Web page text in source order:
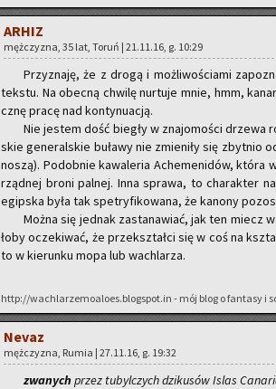
ARHIZ
męż­czy­zna, 35 lat, Toruń | 21.11.16, g. 10:29
Przy­zna­ję, że z drogą i moż­li­wo­ścia­mi
tek­stu. Na obec­ną chwi­lę nur­tu­je mnie, hmm,
cznę pracę nad kon­ty­nu­acją.
Nie je­stem dość bie­gły w zna­jo­mo­ści
skie ge­ne­ral­skie bu­ła­wy nie zmie­ni­ły się zbyt­nio
noszą). Po­dob­nie ka­wa­le­ria Ache­me­ni­dów, która
rząd­nej broni pal­nej. Inna spra­wa, to cha­rak­ter
egip­ska była tak spe­try­fi­ko­wa­na, że ka­no­ny
Można się jed­nak za­sta­na­wiać, jak ten miecz
ło­by ocze­ki­wać, że prze­kształ­ci się w coś na
to w kie­run­ku mopa lub wa­chla­rza.
http://wachlarzemoaloes.blogspot.in - mój blog o fan­ta­sy i
Nevaz
męż­czy­zna, Rumia | 27.11.16, g. 19:32
zwa­nychprzez tu­byl­czych dzi­ku­sów Islas